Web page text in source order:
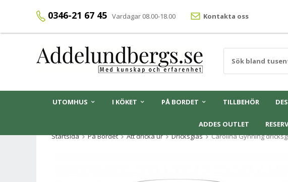
0346-21 67 45 Vardagar 08.00-18.00 Kontakta oss
UTOMHUS I KÖKET PÅ BORDET TILLBEHÖR
ADDES OUTLET
Startsida
På Bordet Att dricka ur Dricksglas Carolina Gynning